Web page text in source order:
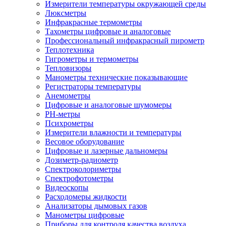
Измерители температуры окружающей среды
Люксметры
Инфракрасные термометры
Тахометры цифровые и аналоговые
Профессиональный инфракрасный пирометр
Теплотехника
Гигрометры и термометры
Тепловизоры
Манометры технические показывающие
Регистраторы температуры
Анемометры
Цифровые и аналоговые шумомеры
PH-метры
Психрометры
Измерители влажности и температуры
Весовое оборудование
Цифровые и лазерные дальномеры
Дозиметр-радиометр
Спектроколориметры
Спектрофотометры
Видеоскопы
Расходомеры жидкости
Анализаторы дымовых газов
Манометры цифровые
Приборы для контроля качества воздуха